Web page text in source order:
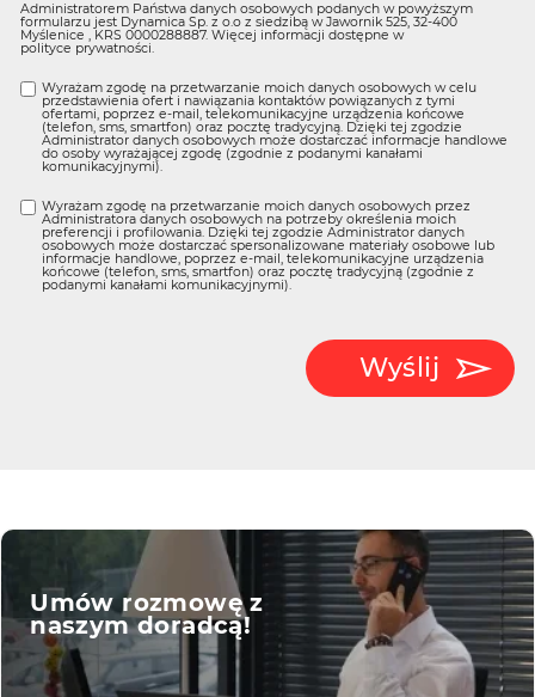
Administratorem Państwa danych osobowych podanych w powyższym
formularzu jest Dynamica Sp. z o.o z siedzibą w Jawornik 525, 32-400
Myślenice , KRS 0000288887. Więcej informacji dostępne w
polityce prywatności.
Wyrażam zgodę na przetwarzanie moich danych osobowych w celu
przedstawienia ofert i nawiązania kontaktów powiązanych z tymi
ofertami, poprzez e-mail, telekomunikacyjne urządzenia końcowe
(telefon, sms, smartfon) oraz pocztę tradycyjną. Dzięki tej zgodzie
Administrator danych osobowych może dostarczać informacje handlowe
do osoby wyrażającej zgodę (zgodnie z podanymi kanałami
komunikacyjnymi).
Wyrażam zgodę na przetwarzanie moich danych osobowych przez
Administratora danych osobowych na potrzeby określenia moich
preferencji i profilowania. Dzięki tej zgodzie Administrator danych
osobowych może dostarczać spersonalizowane materiały osobowe lub
informacje handlowe, poprzez e-mail, telekomunikacyjne urządzenia
końcowe (telefon, sms, smartfon) oraz pocztę tradycyjną (zgodnie z
podanymi kanałami komunikacyjnymi).
Wyślij
Umów rozmowę z
naszym doradcą!